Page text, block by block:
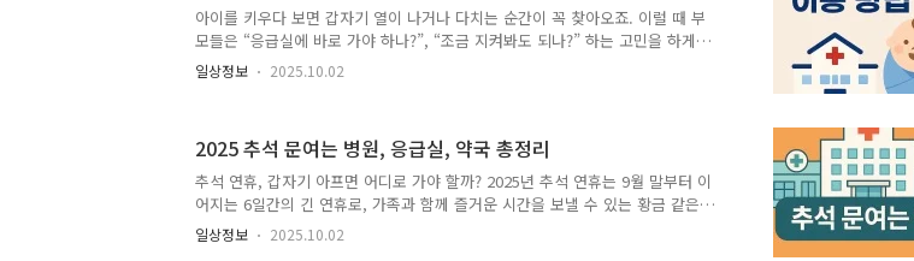
아이를 키우다 보면 갑자기 열이 나거나 다치는 순간이 꼭 찾아오죠. 이럴 때 부
모들은 “응급실에 바로 가야 하나?”, “조금 지켜봐도 되나?” 하는 고민을 하게
됩니다. 이런 상황에서 아이안심톡을 활용하면 훨씬 마음이 편해져요. 아이안심
톡은 소아 전문 의료진이 온라인으로 상담을 제공하는 플랫폼으로, 언제 어디서
톡이 필요한 이유 아이들은 성인과 달리 증상이 빠르게 변하고, 작은 질환도 금
세 심각해질 수 있습니다. 그래서 보호자 입장에서는 ‘응급실로 달려가야 할지’
늘 혼란스럽죠. 실제로 많은 부모들이 불안한 마음에 응급실을 찾지만, 꼭 그럴
필요가 없는 ..
일상정보 2025.10.02
2025 추석 문여는 병원, 응급실, 약국 총정리
추석 연휴, 갑자기 아프면 어디로 가야 할까? 2025년 추석 연휴는 9월 말부터 이
어지는 6일간의 긴 연휴로, 가족과 함께 즐거운 시간을 보낼 수 있는 황금 같은
기회입니다. 하지만 이런 연휴에는 문을 닫는 병·의원이 많아 갑작스럽게 아프거
나 다쳤을 때 난감한 상황이 생기기 쉽습니다. 특히 어른들은 연휴 중 음식 과
일상정보 2025.10.02